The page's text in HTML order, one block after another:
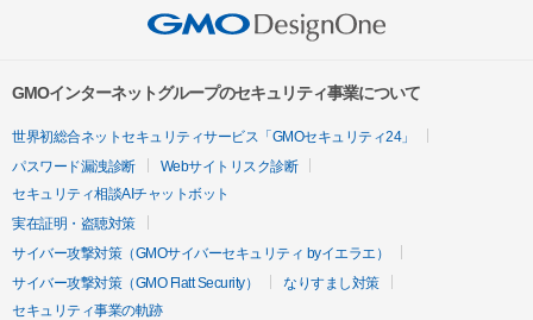
GMOインターネットグループのセキュリティ事業について
世界初総合ネットセキュリティサービス「GMOセキュリティ24」
パスワード漏洩診断
Webサイトリスク診断
セキュリティ相談AIチャットボット
実在証明・盗聴対策
サイバー攻撃対策（GMOサイバーセキュリティ byイエラエ）
サイバー攻撃対策（GMO Flatt Security）
なりすまし対策
セキュリティ事業の軌跡